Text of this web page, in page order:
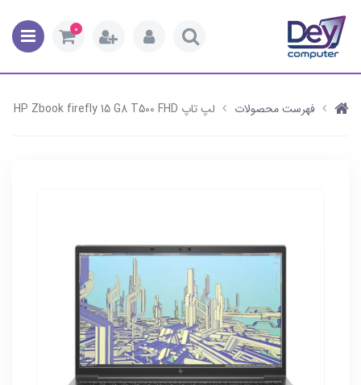
0
فهرست محصولات لپ تاپ HP Zbook firefly 15 G8 T500 FHD